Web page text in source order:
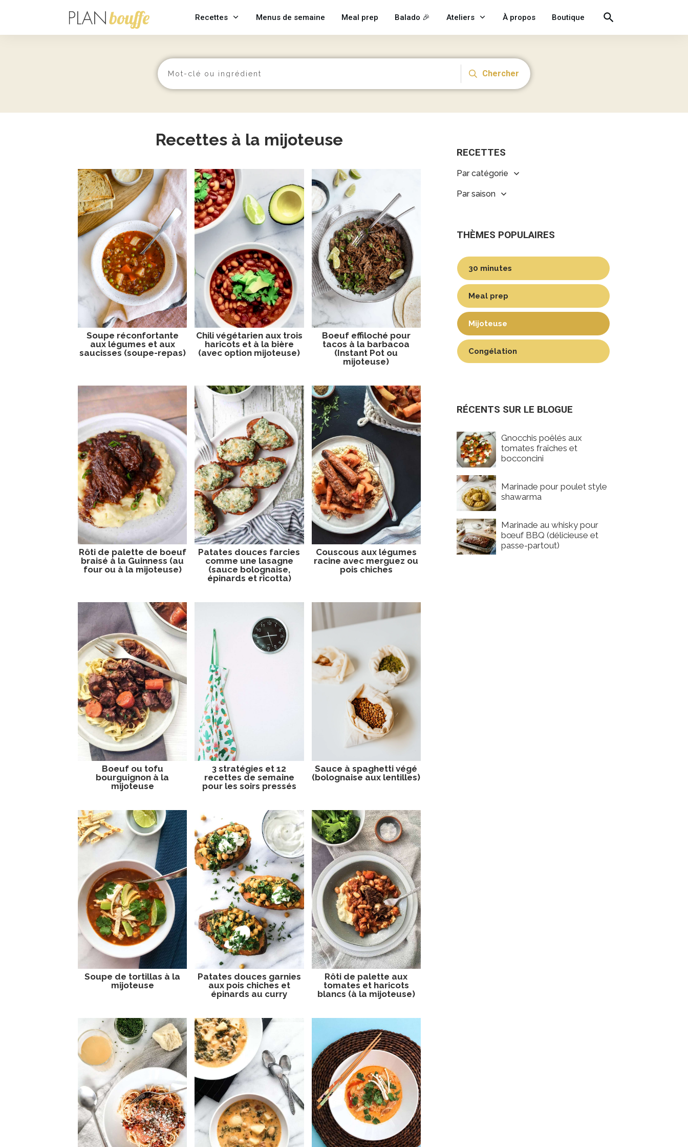
Recettes Menus de semaine Meal prep Balado 🎉 Ateliers À propos Boutique
Chercher
Recettes à la mijoteuse
Soupe réconfortante
aux légumes et aux
saucisses (soupe-repas)
Chili végétarien aux trois
haricots et à la bière
(avec option mijoteuse)
Boeuf effiloché pour
tacos à la barbacoa
(Instant Pot ou
mijoteuse)
Rôti de palette de boeuf
braisé à la Guinness (au
four ou à la mijoteuse)
Patates douces farcies
comme une lasagne
(sauce bolognaise,
épinards et ricotta)
Couscous aux légumes
racine avec merguez ou
pois chiches
Boeuf ou tofu
bourguignon à la
mijoteuse
3 stratégies et 12
recettes de semaine
pour les soirs pressés
Sauce à spaghetti végé
(bolognaise aux lentilles)
Soupe de tortillas à la
mijoteuse
Patates douces garnies
aux pois chiches et
épinards au curry
Rôti de palette aux
tomates et haricots
blancs (à la mijoteuse)
RECETTES
Par catégorie
Par saison
THÈMES POPULAIRES
30 minutes
Meal prep
Mijoteuse
Congélation
RÉCENTS SUR LE BLOGUE
Gnocchis poêlés aux
tomates fraîches et
bocconcini
Marinade pour poulet style
shawarma
Marinade au whisky pour
bœuf BBQ (délicieuse et
passe-partout)